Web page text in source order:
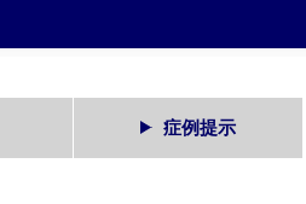
症例提示